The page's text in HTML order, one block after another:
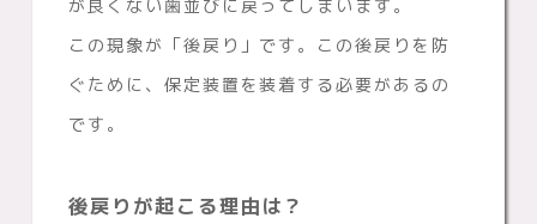
が良くない歯並びに戻ってしまいます。
この現象が「後戻り」です。この後戻りを防
ぐために、保定装置を装着する必要があるの
です。
後戻りが起こる理由は？